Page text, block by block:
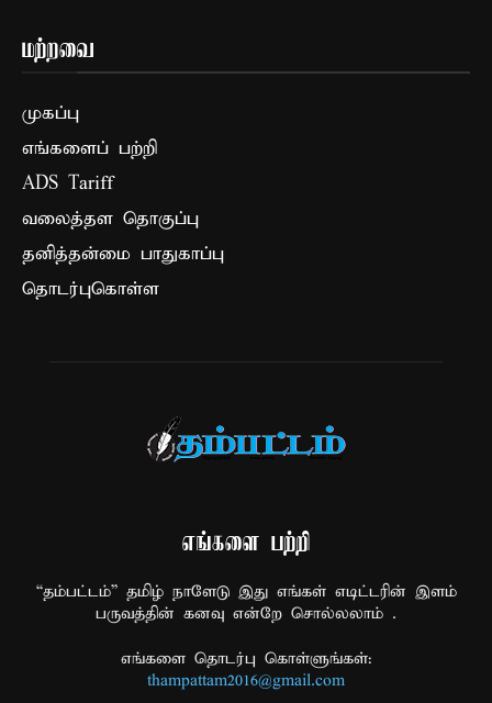
மற்றவை
முகப்பு
எங்களைப் பற்றி
ADS Tariff
வலைத்தள தொகுப்பு
தனித்தன்மை பாதுகாப்பு
தொடர்புகொள்ள
எங்களை பற்றி
“தம்பட்டம்” தமிழ் நாளேடு இது எங்கள் எடிட்டரின் இளம்
பருவத்தின் கனவு என்றே சொல்லலாம் .
எங்களை தொடர்பு கொள்ளுங்கள்:
thampattam2016@gmail.com